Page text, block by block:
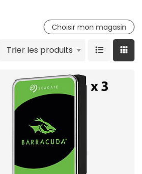
Choisir mon magasin
Trier les produits